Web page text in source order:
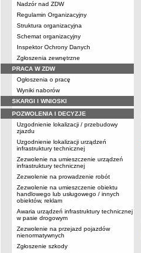
Nadzór nad ZDW
Regulamin Organizacyjny
Struktura organizacyjna
Schemat organizacyjny
Inspektor Ochrony Danych
Zgłoszenia zewnętrzne
PRACA W ZDW
Ogłoszenia o pracę
Wyniki naborów
SKARGI I WNIOSKI
POZWOLENIA I DECYZJE
Uzgodnienie lokalizacji / przebudowy
zjazdu
Uzgodnienie lokalizacji urządzeń
infrastruktury technicznej
Zezwolenie na umieszczenie urządzeń
infrastruktury technicznej
Zezwolenie na prowadzenie robót
Zezwolenie na umieszczenie obiektu
handlowego lub usługowego / innych
obiektów, reklam
Awaria urządzeń infrastruktury technicznej
w pasie drogowym
Zezwolenie na przejazd pojazdów
nienormatywnych
Zgłoszenie szkody